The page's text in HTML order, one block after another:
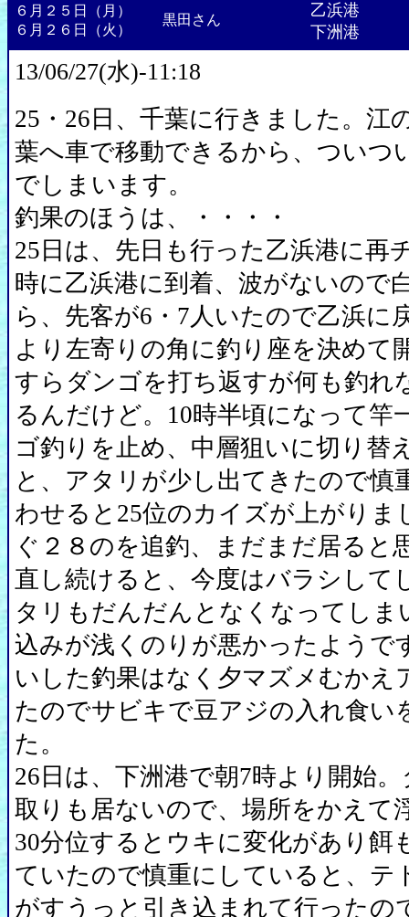
６月２５日（月）
６月２６日（火）
黒田さん
乙浜港
下洲港
13/06/27(水)-11:18
25・26日、千葉に行きました。江
葉へ車で移動できるから、ついつ
でしまいます。
釣果のほうは、・・・・
25日は、先日も行った乙浜港に再
時に乙浜港に到着、波がないので
ら、先客が6・7人いたので乙浜に
より左寄りの角に釣り座を決めて
すらダンゴを打ち返すが何も釣れ
るんだけど。10時半頃になって竿
ゴ釣りを止め、中層狙いに切り替
と、アタリが少し出てきたので慎
わせると25位のカイズが上がりま
ぐ２８のを追釣、まだまだ居ると
直し続けると、今度はバラシして
タリもだんだんとなくなってしま
込みが浅くのりが悪かったようで
いした釣果はなく夕マズメむかえ
たのでサビキで豆アジの入れ食い
た。
26日は、下洲港で朝7時より開始
取りも居ないので、場所をかえて
30分位するとウキに変化があり餌
ていたので慎重にしていると、テ
がすうっと引き込まれて行ったの